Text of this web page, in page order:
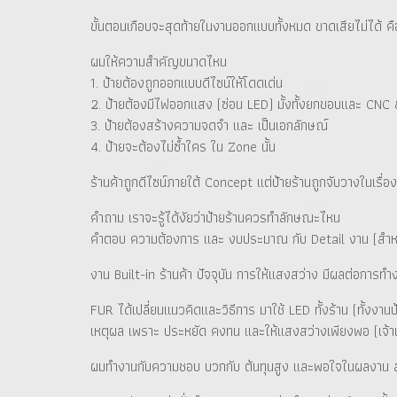
ขั้นตอนเกือบจะสุดท้ายในงานออกแบบทั้งหมด ขาดเสียไม่ได้
ผมให้ความสำคัญขนาดไหน
1. ป้ายต้องถูกออกแบบดีไซน์ให้โดดเด่น
2. ป้ายต้องมีไฟออกแสง (ซ่อน LED) มั้งทั้งยกขอบและ
3. ป้ายต้องสร้างความจดจำ และ เป็นเอกลักษณ์
4. ป้ายจะต้องไม่ซ้ำใคร ใน Zone นั้น
ร้านค้าถูกดีไซน์ภายใต้ Concept แต่ป้ายร้านถูกจับวางในเรื่
คำถาม เราจะรู้ได้งัยว่าป้ายร้านควรทำลักษณะไหน
คำตอบ ความต้องการ และ งบประมาณ กับ Detail งาน (สำห
งาน Built-in ร้านค้า ปัจจุบัน การให้แสงสว่าง มีผลต่อการทำ
FUR ได้เปลี่ยนแนวคิดและวิธีการ มาใช้ LED ทั้งร้าน (ทั้งงา
เหตุผล เพราะ ประหยัด คงทน และให้แสงสว่างเพียงพอ (เจ้
ผมทำงานกับความชอบ บวกกับ ต้นทุนสูง และพอใจในผลงา